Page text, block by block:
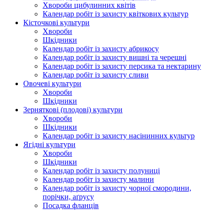
Хвороби цибулинних квітів
Календар робіт із захисту квіткових культур
Кісточкові культури
Хвороби
Шкідники
Календар робіт із захисту абрикосу
Календар робіт із захисту вишні та черешні
Календар робіт із захисту персика та нектарину
Календар робіт із захисту сливи
Овочеві культури
Хвороби
Шкідники
Зерняткові (плодові) культури
Хвороби
Шкідники
Календар робіт із захисту насінинних культур
Ягідні культури
Хвороби
Шкідники
Календар робіт із захисту полуниці
Календар робіт із захисту малини
Календар робіт із захисту чорної смородини,
порічки, аґрусу
Посадка фланців